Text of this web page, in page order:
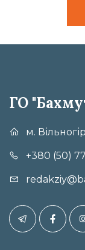
ГО
м.
+380 (50)